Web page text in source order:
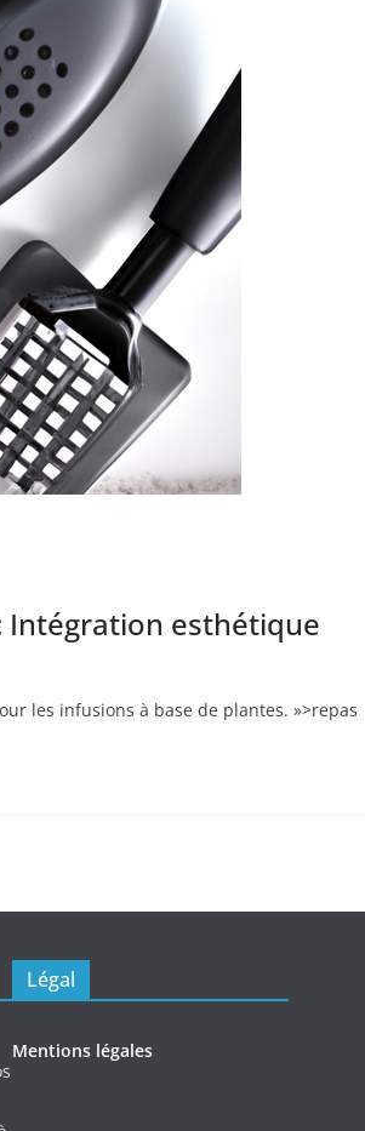
Intégration esthétique
les infusions à base de plantes. »>repas
Légal
Mentions légales